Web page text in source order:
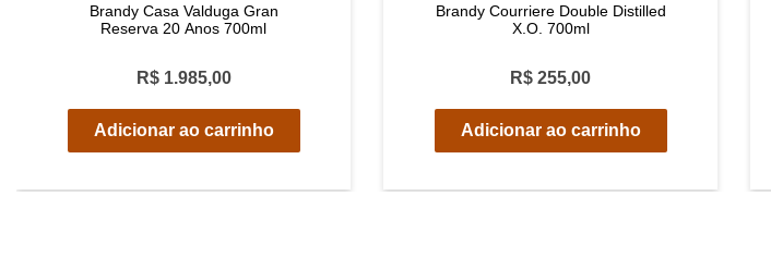
Brandy Casa Valduga Gran
Reserva 20 Anos 700ml
R$ 1.985,00
Adicionar ao carrinho
Brandy Courriere Double Distilled
X.O. 700ml
R$ 255,00
Adicionar ao carrinho